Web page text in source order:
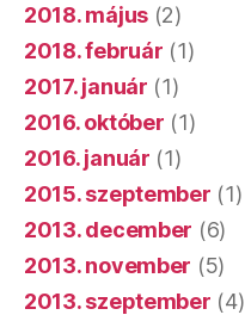
2018. május (2)
2018. február (1)
2017. január (1)
2016. október (1)
2016. január (1)
2015. szeptember (1)
2013. december (6)
2013. november (5)
2013. szeptember (4)